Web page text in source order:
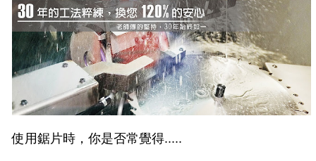
使用鋸片時，你是否常覺得.....